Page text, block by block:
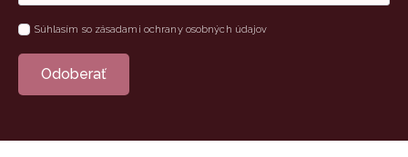
SúhlasSúhlasím so zásadami ochrany osobných údajov
Odoberať